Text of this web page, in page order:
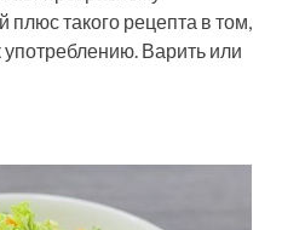
такого рецепта в том,
употреблению. Варить или